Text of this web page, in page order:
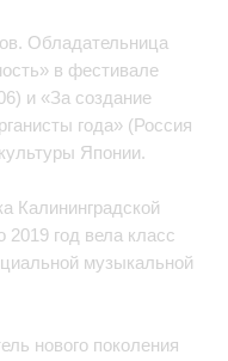
Обладательница
в фестивале
и «За создание
года» (Россия
Японии.
Калининградской
год вела класс
музыкальной
нового поколения